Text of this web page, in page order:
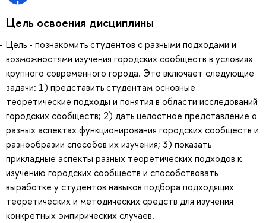
Цель освоения дисциплины
Цель - познакомить студентов с разными подходами и
возможностями изучения городских сообществ в условиях
крупного современного города. Это включает следующие
задачи: 1) представить студентам основные
теоретические подходы и понятия в области исследований
городских сообществ; 2) дать целостное представление о
разных аспектах функционирования городских сообществ и
разнообразии способов их изучения; 3) показать
прикладные аспекты разных теоретических подходов к
изучению городских сообществ и способствовать
выработке у студентов навыков подбора подходящих
теоретических и методических средств для изучения
конкретных эмпирических случаев.